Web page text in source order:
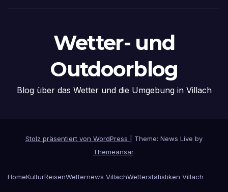
Wetter- und
Outdoorblog
Blog über das Wetter und die Umgebung in Villach
Stolz präsentiert von WordPress
Theme: News Live by
Themeansar.
HomeKulturReisenWetternews VillachWetterstatistiken Villach